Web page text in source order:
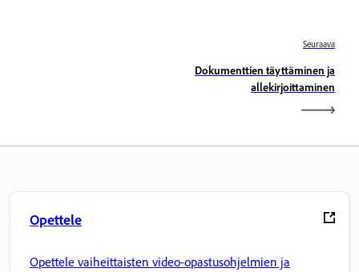
Seuraava
Dokumenttien täyttäminen ja
allekirjoittaminen
Opettele
Opettele vaiheittaisten video-opastusohjelmien ja